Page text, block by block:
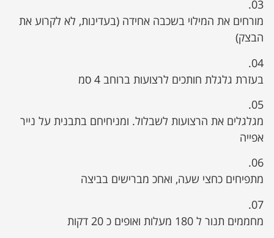
03.
מורחים את המילוי בשכבה אחידה (בעדינות, לא לקרוע את
הבצק)
04.
בעזרת גלגלת חותכים לרצועות ברוחב 4 סמ
05.
מגלגלים את הרצועות לשבלול. ומניחיחם בתבנית על נייר
אפייה
06.
מתפיחים כחצי שעה, ואחכ מברישים בביצה
07.
מחממים תנור ל 180 מעלות ואופים כ 20 דקות